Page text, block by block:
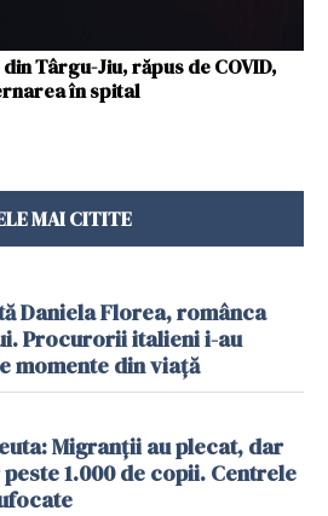
Târgu-Jiu, răpus de COVID,
în spital
MAI CITITE
Daniela Florea, românca
Procurorii italieni i-au
momente din viață
Migranții au plecat, dar
1.000 de copii. Centrele